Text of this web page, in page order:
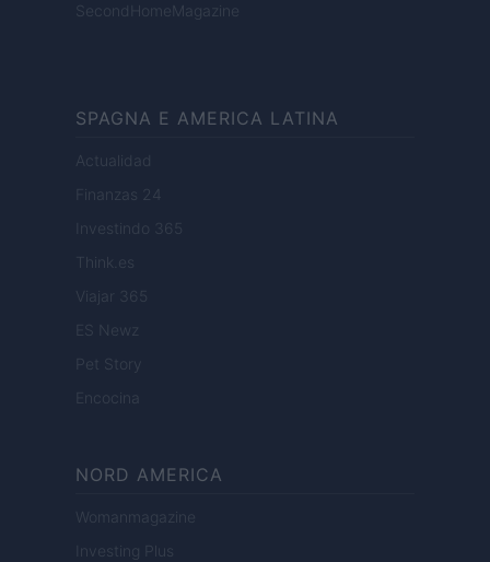
SecondHomeMagazine
SPAGNA E AMERICA LATINA
Actualidad
Finanzas 24
Investindo 365
Think.es
Viajar 365
ES Newz
Pet Story
Encocina
NORD AMERICA
Womanmagazine
Investing Plus